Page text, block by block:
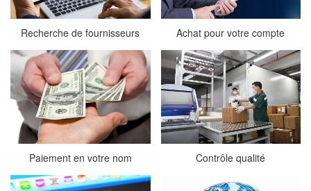
Recherche de fournisseurs Achat pour votre compte
Paiement en votre nom Contrôle qualité